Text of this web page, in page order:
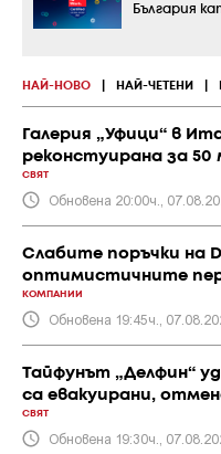
НАЙ-НОВО НАЙ-ЧЕТЕНИ
Галерия „Уфици“ в
реконстуирана за 50
СВЯТ
Обновена 20:00ч.,
Слабите поръчки на
оптимистичните
КОМПАНИИ
Обновена 19:45ч.,
Тайфунът „Делфин“
са евакуирани,
СВЯТ
Обновена 19:30ч.,
България